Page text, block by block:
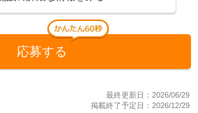
応募する
最終更新日：2026/06/29
掲載終了予定日：2026/12/29